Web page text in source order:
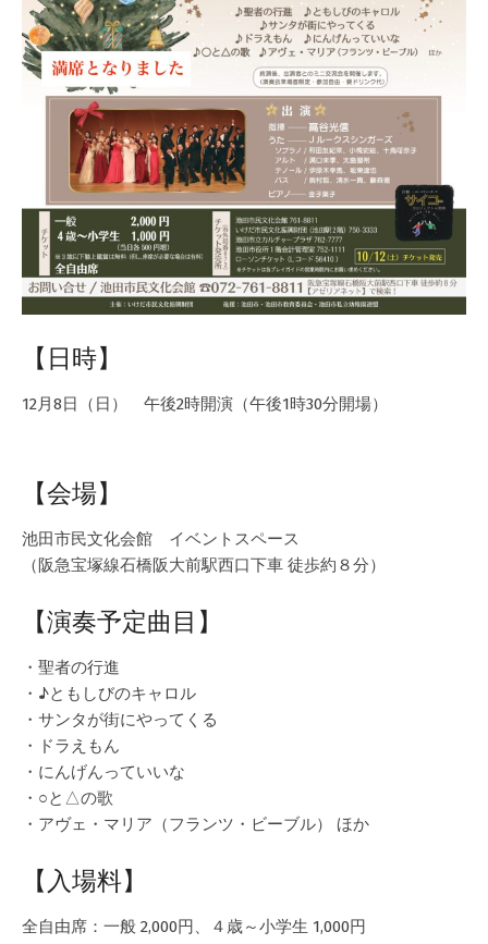
【日時】
12月8日（日） 午後2時開演（午後1時30分開場）
【会場】
池田市民文化会館 イベントスペース
（阪急宝塚線石橋阪大前駅西口下車 徒歩約８分）
【演奏予定曲目】
・聖者の行進
・♪ともしびのキャロル
・サンタが街にやってくる
・ドラえもん
・にんげんっていいな
・○と△の歌
・アヴェ・マリア（フランツ・ビーブル） ほか
【入場料】
全自由席：一般 2,000円、４歳～小学生 1,000円